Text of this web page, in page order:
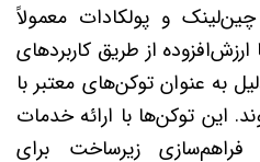
و پولکادات معمولاً
از طریق کاربردهای
به عنوان توکن‌های معتبر با
این توکن‌ها با ارائه خدمات
فراهم‌سازی زیرساخت برای